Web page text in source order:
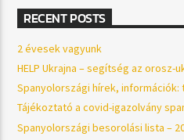
RECENT POSTS
2 évesek vagyunk
HELP Ukrajna – segítség az orosz-
Spanyolországi hírek,
Tájékoztató a covid-igazolvány
Spanyolországi besorolási lista –